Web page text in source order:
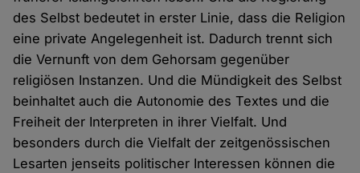
des Selbst bedeutet in erster Linie, dass die Religion
eine private Angelegenheit ist. Dadurch trennt sich
die Vernunft von dem Gehorsam gegenüber
religiösen Instanzen. Und die Mündigkeit des Selbst
beinhaltet auch die Autonomie des Textes und die
Freiheit der Interpreten in ihrer Vielfalt. Und
besonders durch die Vielfalt der zeitgenössischen
Lesarten jenseits politischer Interessen können die